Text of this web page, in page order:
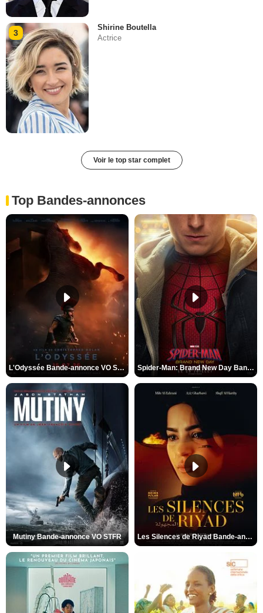
3
Shirine Boutella
Actrice
Voir le top star complet
Top Bandes-annonces
L'Odyssée Bande-annonce VO STFR Spider-Man: Brand New Day Bande-annonce VO STFR
Mutiny Bande-annonce VO STFR Les Silences de Riyad Bande-annonce VO STFR